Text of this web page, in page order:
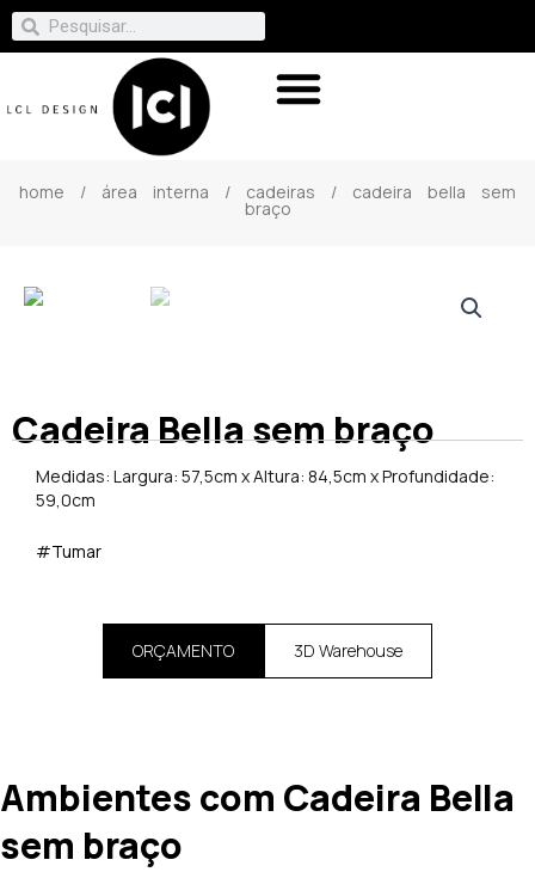
home / área interna / cadeiras / cadeira bella sem
braço
Cadeira Bella sem braço
Medidas: Largura: 57,5cm x Altura: 84,5cm x Profundidade:
59,0cm
#Tumar
ORÇAMENTO 3D Warehouse
Ambientes com Cadeira Bella
sem braço